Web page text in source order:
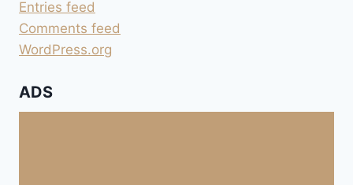
Entries feed
Comments feed
WordPress.org
ADS